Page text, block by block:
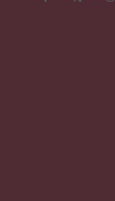
Guarda mi